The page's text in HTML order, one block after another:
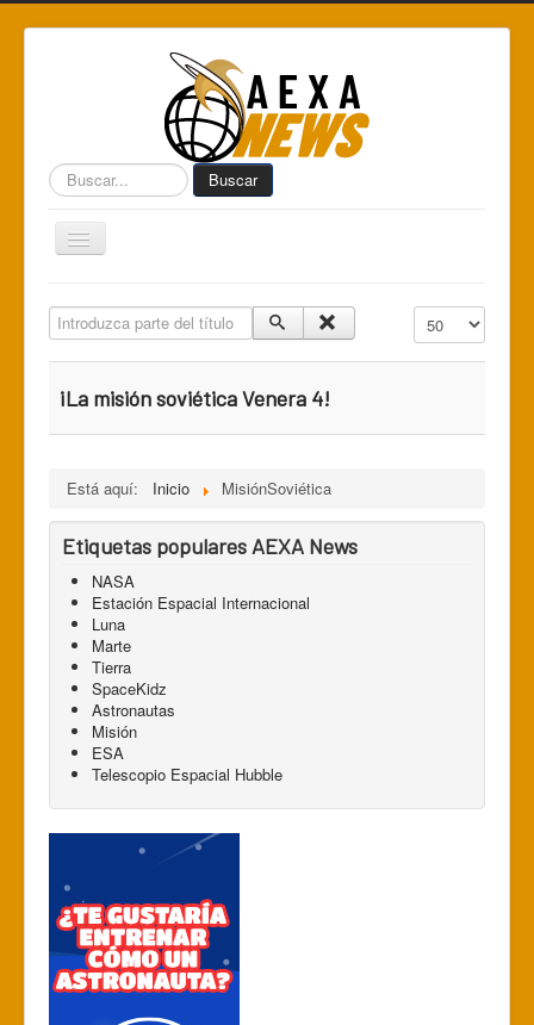
Buscar... Buscar
Toggle
Navigation
Centro de Informática AEXA
Space Kidz
Introduzca parte del título Cantidad a
¡La misión soviética Venera 4!
Está aquí: Inicio MisiónSoviética
Etiquetas populares AEXA News
NASA
Estación Espacial Internacional
Luna
Marte
Tierra
SpaceKidz
Astronautas
Misión
ESA
Telescopio Espacial Hubble